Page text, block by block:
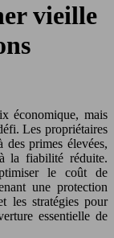
vieille
économique, mais
Les propriétaires
des primes élevées,
la fiabilité réduite.
le coût de
une protection
les stratégies pour
essentielle de